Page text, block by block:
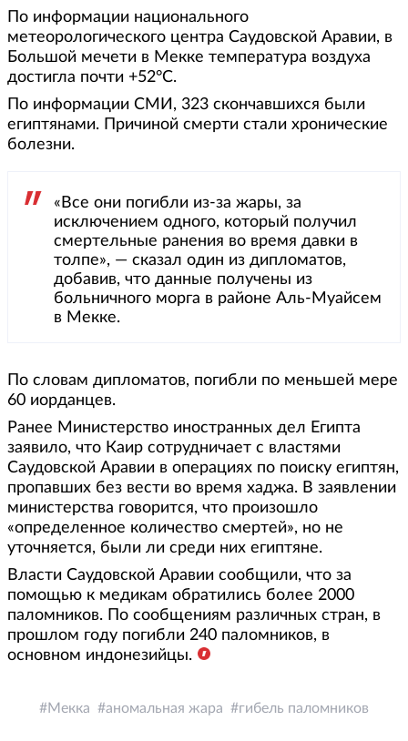
По информации национального
метеорологического центра Саудовской Аравии, в
Большой мечети в Мекке температура воздуха
достигла почти +52°С.
По информации СМИ, 323 скончавшихся были
египтянами. Причиной смерти стали хронические
болезни.
«Все они погибли из-за жары, за
исключением одного, который получил
смертельные ранения во время давки в
толпе», — сказал один из дипломатов,
добавив, что данные получены из
больничного морга в районе Аль-Муайсем
в Мекке.
По словам дипломатов, погибли по меньшей мере
60 иорданцев.
Ранее Министерство иностранных дел Египта
заявило, что Каир сотрудничает с властями
Саудовской Аравии в операциях по поиску египтян,
пропавших без вести во время хаджа. В заявлении
министерства говорится, что произошло
«определенное количество смертей», но не
уточняется, были ли среди них египтяне.
Власти Саудовской Аравии сообщили, что за
помощью к медикам обратились более 2000
паломников. По сообщениям различных стран, в
прошлом году погибли 240 паломников, в
основном индонезийцы.
Мекка аномальная жара гибель паломников